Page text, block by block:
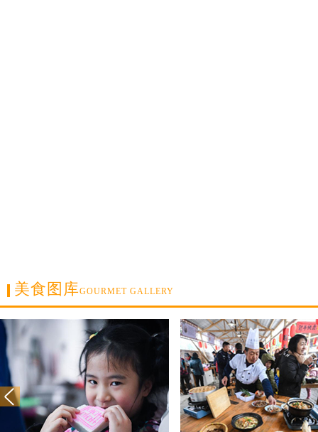
美食图库GOURMET GALLERY